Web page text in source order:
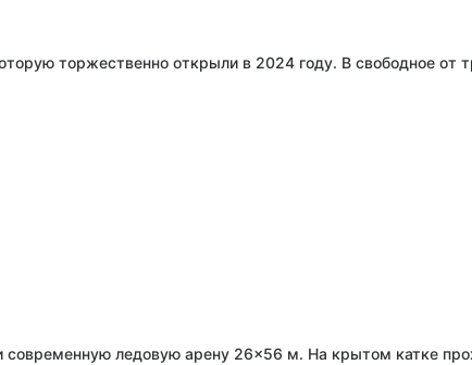
торжественно открыли в 2024 году. В свободное от
ледовую арену 26×56 м. На крытом катке